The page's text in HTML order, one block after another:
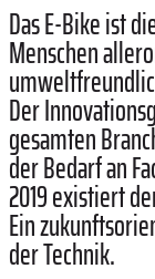
Das E-Bike ist
Menschen
Der
gesamten
der Bedarf an
2019 existiert
Ein
der Technik.